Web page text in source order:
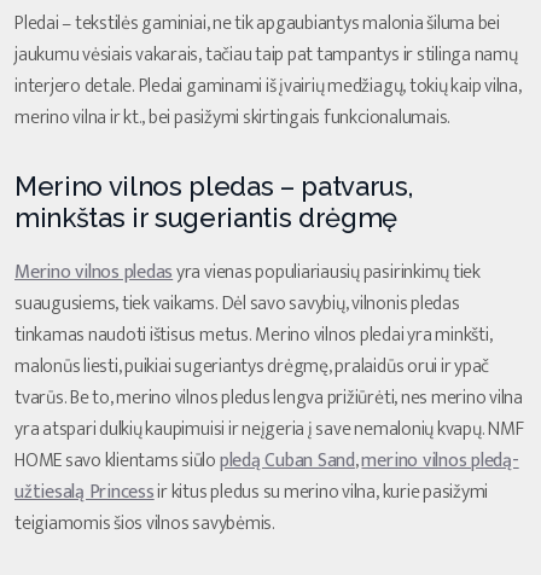
Pledai – tekstilės gaminiai, ne tik apgaubiantys malonia šiluma bei
jaukumu vėsiais vakarais, tačiau taip pat tampantys ir stilinga namų
interjero detale. Pledai gaminami iš įvairių medžiagų, tokių kaip vilna,
merino vilna ir kt., bei pasižymi skirtingais funkcionalumais.
Merino vilnos pledas – patvarus,
minkštas ir sugeriantis drėgmę
Merino vilnos pledasyra vienas populiariausių pasirinkimų tiek
suaugusiems, tiek vaikams. Dėl savo savybių, vilnonis pledas
tinkamas naudoti ištisus metus. Merino vilnos pledai yra minkšti,
malonūs liesti, puikiai sugeriantys drėgmę, pralaidūs orui ir ypač
tvarūs. Be to, merino vilnos pledus lengva prižiūrėti, nes merino vilna
yra atspari dulkių kaupimuisi ir neįgeria į save nemalonių kvapų. NMF
HOME savo klientams siūlopledą Cuban Sand,merino vilnos pledą-
užtiesalą Princessir kitus pledus su merino vilna, kurie pasižymi
teigiamomis šios vilnos savybėmis.